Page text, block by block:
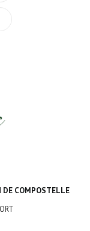
DE COMPOSTELLE